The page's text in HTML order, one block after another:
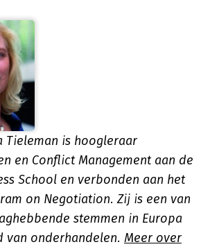
Tieleman is hoogleraar
en Conflict Management aan de
School en verbonden aan het
on Negotiation. Zij is een van
stemmen in Europa
van onderhandelen. Meer over